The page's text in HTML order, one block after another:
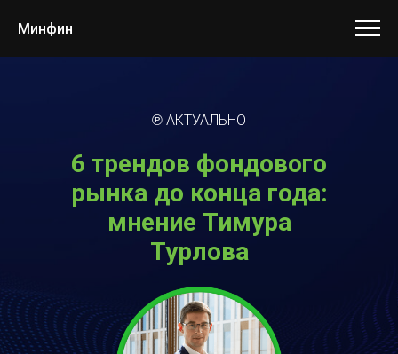
Минфин
6 трендов фондового
рынка до конца года:
мнение Тимура
Турлова
℗ АКТУАЛЬНО